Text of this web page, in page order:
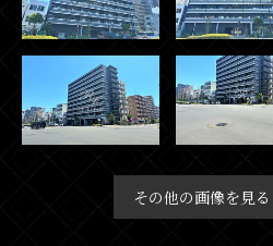
その他の画像を見る